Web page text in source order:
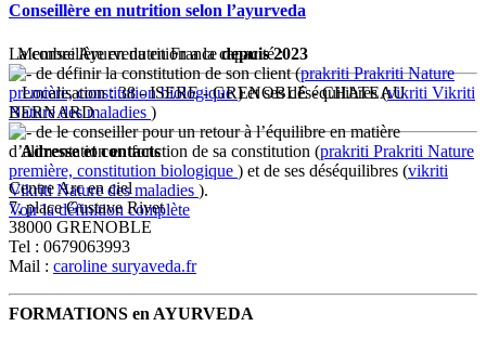
Conseillère en nutrition selon l’ayurveda
La conseillère en nutrition a la capacité :
de définir la constitution de son client (prakriti Prakriti Nature
première, constitution biologique ) et ses déséquilibres (vikriti Vikriti
Nature des maladies )
de le conseiller pour un retour à l’équilibre en matière
d’alimentation en fonction de sa constitution (prakriti Prakriti Nature
première, constitution biologique ) et de ses déséquilibres (vikriti
Vikriti Nature des maladies ).
Voir la définition complète
Membre Ayurveda en Francedepuis 2023
Localisation : 38 - ISERE - GRENOBLE - CHATEAU
BERNARD
Adresse et contacts
Centre Arc en ciel
7, place Gustave Rivet
38000 GRENOBLE
Tel : 0679063993
Mail : caroline suryaveda.fr
FORMATIONS en AYURVEDA